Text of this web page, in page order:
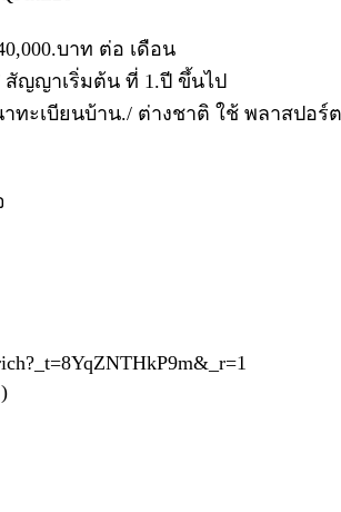
บาท ต่อ เดือน
สัญญาเริ่มต้น ที่ 1.ปี ขึ้นไป
ทะเบียนบ้าน./ ต่างชาติ ใช้ พลาสปอร์